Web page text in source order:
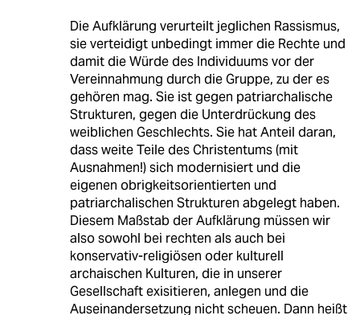
Die Aufklärung verurteilt jeglichen Rassismus,
sie verteidigt unbedingt immer die Rechte und
damit die Würde des Individuums vor der
Vereinnahmung durch die Gruppe, zu der es
gehören mag. Sie ist gegen patriarchalische
Strukturen, gegen die Unterdrückung des
weiblichen Geschlechts. Sie hat Anteil daran,
dass weite Teile des Christentums (mit
Ausnahmen!) sich modernisiert und die
eigenen obrigkeitsorientierten und
patriarchalischen Strukturen abgelegt haben.
Diesem Maßstab der Aufklärung müssen wir
also sowohl bei rechten als auch bei
konservativ-religiösen oder kulturell
archaischen Kulturen, die in unserer
Gesellschaft exisitieren, anlegen und die
Auseinandersetzung nicht scheuen. Dann heißt